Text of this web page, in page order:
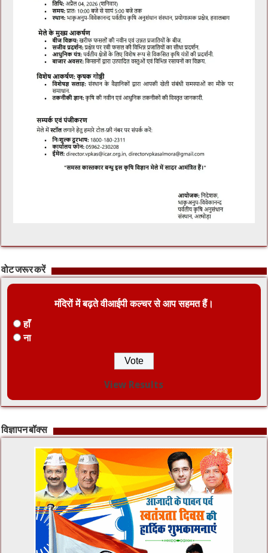
वोट जरूर करें
मंदिरों में बढ़ते वीआईपी कल्चर से आप सहमत हैं।
हाँ
ना
View Results
विज्ञापन बॉक्स